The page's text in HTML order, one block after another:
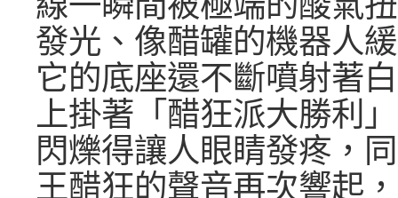
發光、像醋罐的機器人
它的底座還不斷噴射著
上掛著「醋狂派大勝利
閃爍得讓人眼睛發疼，
王醋狂的聲音再次響起